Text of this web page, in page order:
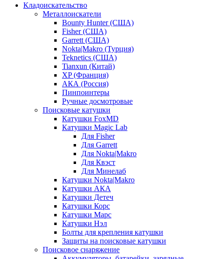
Кладоискательство
Металлоискатели
Bounty Hunter (США)
Fisher (США)
Garrett (США)
Nokta|Makro (Турция)
Teknetics (США)
Tianxun (Китай)
XP (Франция)
АКА (Россия)
Пинпоинтеры
Ручные досмотровые
Поисковые катушки
Катушки FoxMD
Катушки Magic Lab
Для Fisher
Для Garrett
Для Nokta|Makro
Для Квэст
Для Минелаб
Катушки Nokta|Makro
Катушки АКА
Катушки Детеч
Катушки Корс
Катушки Марс
Катушки Нэл
Болты для крепления катушки
Защиты на поисковые катушки
Поисковое снаряжение